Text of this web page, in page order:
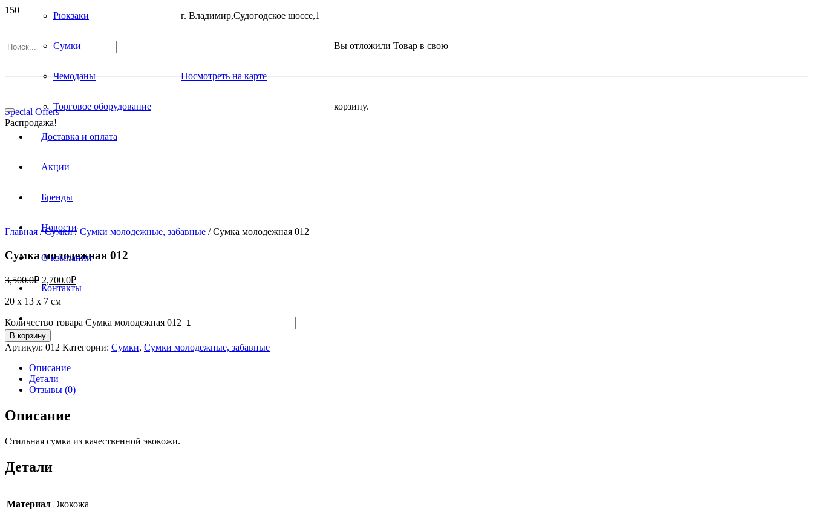
г. Владимир,Судогодское шоссе,1
Посмотреть на карте
Вы отложили Товарв свою
корзину.
Рюкзаки
Сумки
Чемоданы
Торговое оборудование
Доставка и оплата
Акции
Бренды
Новости
О компании
Контакты
Special Offers
Распродажа!
Главная /Сумки/Сумки молодежные, забавные / Сумка молодежная 012
Сумка молодежная 012
3,500.0₽ 2,700.0₽
20 х 13 х 7 см
Количество товара Сумка молодежная 012
В корзину
Артикул: 012 Категории: Сумки, Сумки молодежные, забавные
Описание
Детали
Отзывы (0)
Описание
Стильная сумка из качественной экокожи.
Детали
Материал Экокожа